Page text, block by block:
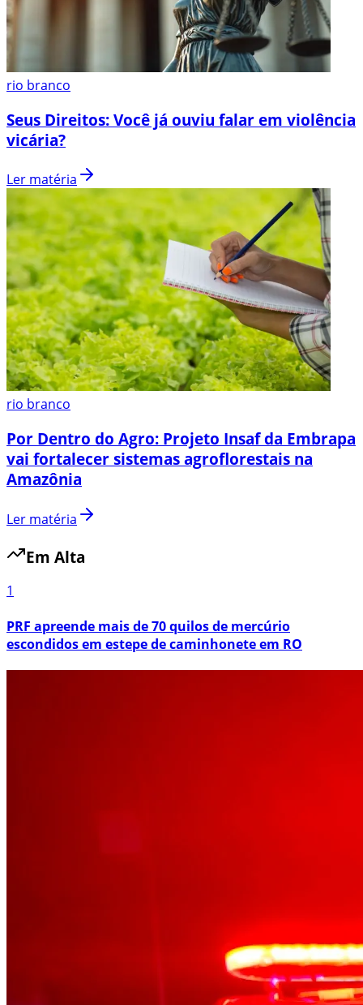
rio branco
Seus Direitos: Você já ouviu falar em violência
vicária?
Ler matéria
rio branco
Por Dentro do Agro: Projeto Insaf da Embrapa
vai fortalecer sistemas agroflorestais na
Amazônia
Ler matéria
Em Alta
1
PRF apreende mais de 70 quilos de mercúrio
escondidos em estepe de caminhonete em RO